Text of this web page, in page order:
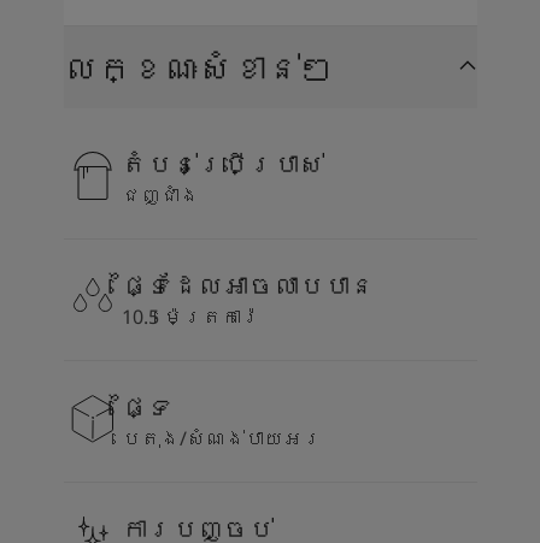
លក្ខណៈសំខាន់ៗ
តំបន់ប្រើប្រាស់
ជញ្ជាំង
ផ្ទៃដែលអាចលាបបាន
10.5 ម៉េត្រការ៉េ
ផ្ទៃ
បេតុង/សំណង់បាយអរ
ការបញ្ចប់